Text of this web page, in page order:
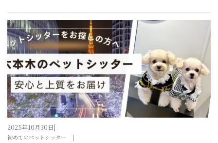
2025年10月30日
初めてのペットシッター